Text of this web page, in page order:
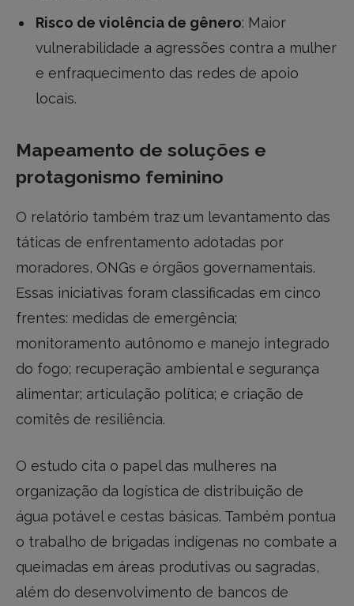
Risco de violência de gênero: Maior
vulnerabilidade a agressões contra a mulher
e enfraquecimento das redes de apoio
locais.
Mapeamento de soluções e
protagonismo feminino
O relatório também traz um levantamento das
táticas de enfrentamento adotadas por
moradores, ONGs e órgãos governamentais.
Essas iniciativas foram classificadas em cinco
frentes: medidas de emergência;
monitoramento autônomo e manejo integrado
do fogo; recuperação ambiental e segurança
alimentar; articulação política; e criação de
comitês de resiliência.
O estudo cita o papel das mulheres na
organização da logística de distribuição de
água potável e cestas básicas. Também pontua
o trabalho de brigadas indígenas no combate a
queimadas em áreas produtivas ou sagradas,
além do desenvolvimento de bancos de